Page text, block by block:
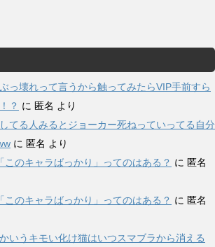
っ壊れって言うから触ってみたらVIP手前すら
？ に 匿名 より
てる人みるとジョーカー死ねっていってる自分
に 匿名 より
このキャラばっかり」ってのはある？ に 匿名
このキャラばっかり」ってのはある？ に 匿名
いうキモい化け猫はいつスマブラから消える